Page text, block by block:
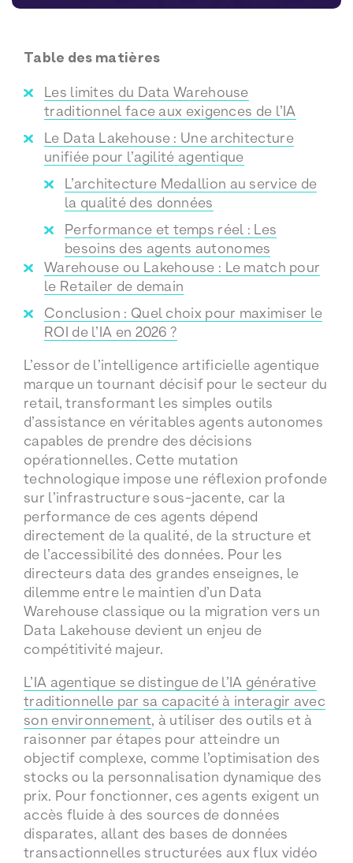
Table des matières
Les limites du Data Warehouse
traditionnel face aux exigences de l’IA
Le Data Lakehouse : Une architecture
unifiée pour l’agilité agentique
L’architecture Medallion au service de
la qualité des données
Performance et temps réel : Les
besoins des agents autonomes
Warehouse ou Lakehouse : Le match pour
le Retailer de demain
Conclusion : Quel choix pour maximiser le
ROI de l’IA en 2026 ?
L’essor de l’intelligence artificielle agentique
marque un tournant décisif pour le secteur du
retail, transformant les simples outils
d’assistance en véritables agents autonomes
capables de prendre des décisions
opérationnelles. Cette mutation
technologique impose une réflexion profonde
sur l’infrastructure sous-jacente, car la
performance de ces agents dépend
directement de la qualité, de la structure et
de l’accessibilité des données. Pour les
directeurs data des grandes enseignes, le
dilemme entre le maintien d’un Data
Warehouse classique ou la migration vers un
Data Lakehouse devient un enjeu de
compétitivité majeur.
L’IA agentique se distingue de l’IA générative
traditionnelle par sa capacité à interagir avec
son environnement, à utiliser des outils et à
raisonner par étapes pour atteindre un
objectif complexe, comme l’optimisation des
stocks ou la personnalisation dynamique des
prix. Pour fonctionner, ces agents exigent un
accès fluide à des sources de données
disparates, allant des bases de données
transactionnelles structurées aux flux vidéo